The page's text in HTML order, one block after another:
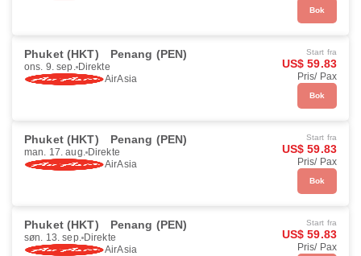
Bok
Phuket (HKT) Penang (PEN)
ons. 9. sep. Direkte
AirAsia
Start fra
US$ 59.83
Pris/ Pax
Bok
Phuket (HKT) Penang (PEN)
man. 17. aug. Direkte
AirAsia
Start fra
US$ 59.83
Pris/ Pax
Bok
Phuket (HKT) Penang (PEN)
søn. 13. sep. Direkte
AirAsia
Start fra
US$ 59.83
Pris/ Pax